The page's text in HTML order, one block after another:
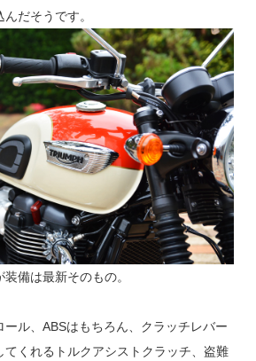
だそうです。
備は最新そのもの。
ール、ABSはもちろん、クラッチレバー
てくれるトルクアシストクラッチ、盗難